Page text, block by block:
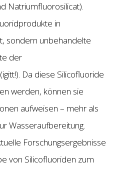
Natriumfluorosilicat).
in
sondern unbehandelte
der
Da diese Silicofluoride
werden, können sie
aufweisen – mehr als
Wasseraufbereitung.
Forschungsergebnisse
von Silicofluoriden zum